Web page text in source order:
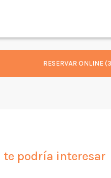
RESERVAR ONLINE
te podría interesar